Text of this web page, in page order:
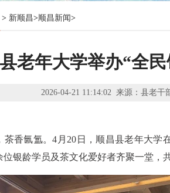
> 新顺昌>顺昌新闻>
老年大学举办“全
2026-04-21 11:14:02 来源：县老干
茶香氤氲。4月20日，顺昌县老年大学
位银龄学员及茶文化爱好者齐聚一堂，